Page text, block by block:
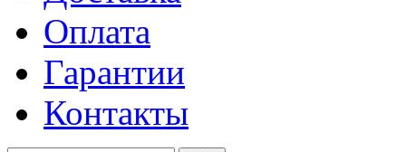
Оплата
Гарантии
Контакты